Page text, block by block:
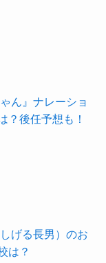
ん』ナレーショ
？後任予想も！
げる長男）のお
は？